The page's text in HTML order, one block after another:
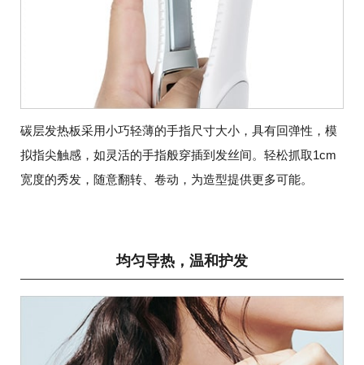
碳层发热板采用小巧轻薄的手指尺寸大小，具有回弹性，模
拟指尖触感，如灵活的手指般穿插到发丝间。轻松抓取1cm
宽度的秀发，随意翻转、卷动，为造型提供更多可能。
均匀导热，温和护发